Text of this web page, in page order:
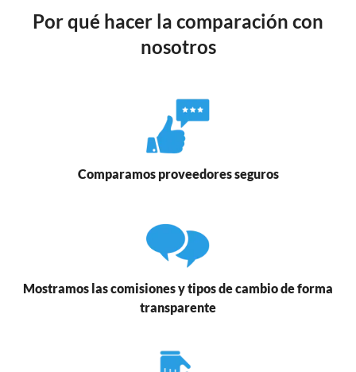
Por qué hacer la comparación con
nosotros
Comparamos proveedores seguros
Mostramos las comisiones y tipos de cambio de forma
transparente